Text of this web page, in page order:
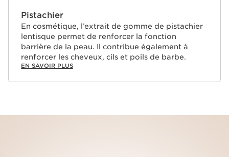
Pistachier
En cosmétique, l’extrait de gomme de pistachier
lentisque permet de renforcer la fonction
barrière de la peau. Il contribue également à
renforcer les cheveux, cils et poils de barbe.
EN SAVOIR PLUS